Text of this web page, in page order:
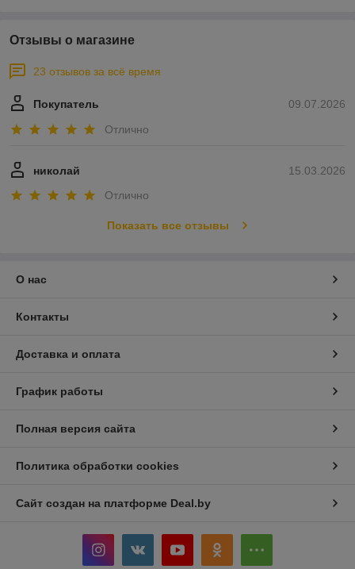
Отзывы о магазине
23 отзывов за всё время
09.07.2026
Покупатель
Отлично
15.03.2026
николай
Отлично
Показать все отзывы
О нас
Контакты
Доставка и оплата
График работы
Полная версия сайта
Политика обработки cookies
Сайт создан на платформе Deal.by